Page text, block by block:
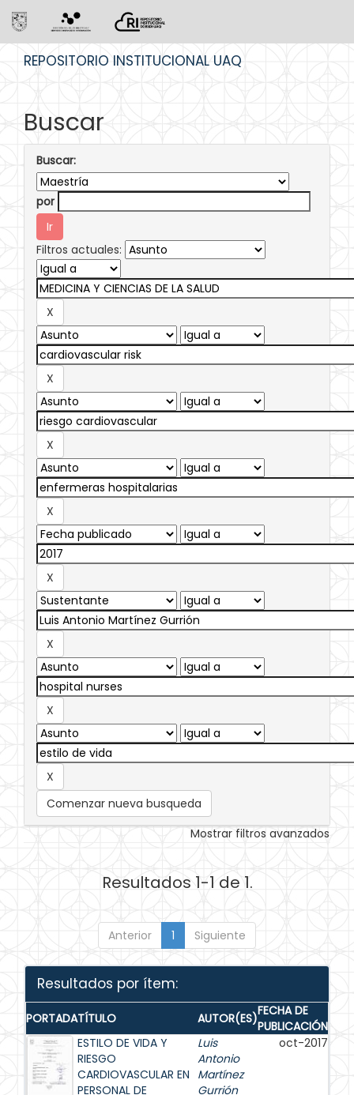
REPOSITORIO INSTITUCIONAL UAQ
Buscar
Buscar:
por
Filtros actuales:
Comenzar nueva busqueda
Mostrar filtros avanzados
Resultados 1-1 de 1.
Anterior 1 Siguiente
Resultados por ítem:
PORTADATÍTULO AUTOR(ES)FECHA DE
PUBLICACIÓN
ESTILO DE VIDA Y
RIESGO
CARDIOVASCULAR EN
PERSONAL DE
Luis
Antonio
Martínez
Gurrión
oct-2017